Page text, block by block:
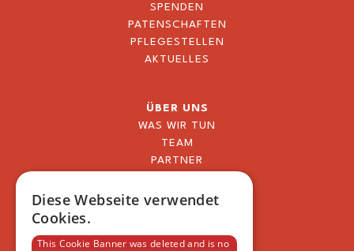
SPENDEN
PATENSCHAFTEN
PFLEGESTELLEN
AKTUELLES
ÜBER UNS
WAS WIR TUN
TEAM
PARTNER
Diese Webseite verwendet
Cookies.
This Cookie Banner was deleted and is no